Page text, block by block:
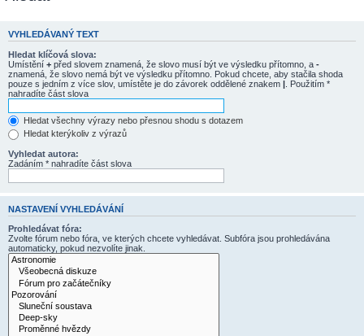
VYHLEDÁVANÝ TEXT
Hledat klíčová slova:
Umístění + před slovem znamená, že slovo musí být ve výsledku přítomno, a -
znamená, že slovo nemá být ve výsledku přítomno. Pokud chcete, aby stačila shoda
pouze s jedním z více slov, umístěte je do závorek oddělené znakem | . Použitím *
nahradíte část slova
Hledat všechny výrazy nebo přesnou shodu s dotazem
Hledat kterýkoliv z výrazů
Vyhledat autora:
Zadáním * nahradíte část slova
NASTAVENÍ VYHLEDÁVÁNÍ
Prohledávat fóra:
Zvolte fórum nebo fóra, ve kterých chcete vyhledávat. Subfóra jsou prohledávána
automaticky, pokud nezvolíte jinak.